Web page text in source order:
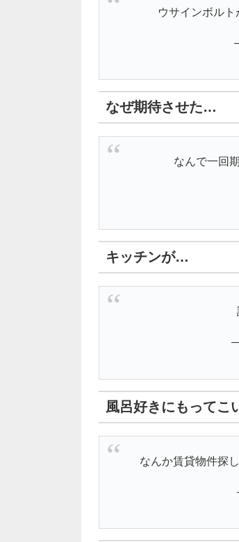
ウサインボルト
なぜ期待させた…
なんで一回
キッチンが…
風呂好きにもってこ
なんか賃貸物件探